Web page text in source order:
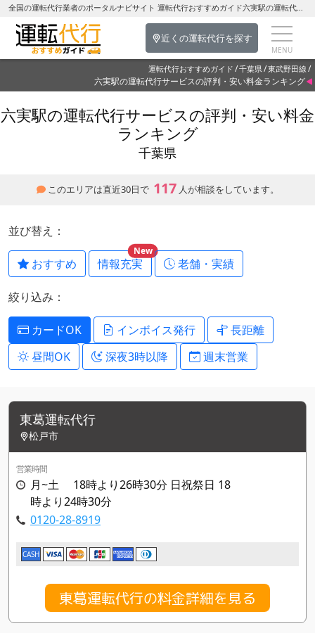
全国の運転代行業者のポータルナビサイト 運転代行おすすめガイド六実駅の運転代行を探す-千葉県の運転代行
近くの運転代行を探す
運転代行おすすめガイド 千葉県 東武野田線
六実駅の運転代行サービスの評判・安い料金ランキング
六実駅の運転代行サービスの評判・安い料金
ランキング
千葉県
このエリアは直近30日で 117 人が相談をしています。
並び替え：
おすすめ 情報充実
New
老舗・実績
絞り込み：
カードOK インボイス発行
長距離
昼間OK
深夜3時以降 週末営業
東葛運転代行
松戸市
営業時間
月~土 18時より26時30分 日祝祭日 18
時より24時30分
0120-28-8919
CASH
東葛運転代行の料金詳細を見る